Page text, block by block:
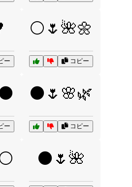
ー
⚪🌷🌺🌼
コピー
ー
⚫🌷🌸🌿
コピー
⚫🌷🌺